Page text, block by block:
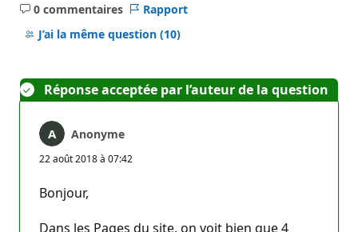
0 commentaires
Aucun
commentaire
Rapport
J’ai la même question (10)
Réponse acceptée par l’auteur de la question
Anonyme
22 août 2018 à 07:42
Bonjour,
Dans les Pages du site, on voit bien que 4